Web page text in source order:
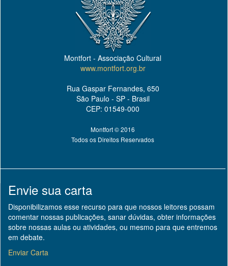
Montfort - Associação Cultural
www.montfort.org.br
Rua Gaspar Fernandes, 650
São Paulo - SP - Brasil
CEP: 01549-000
Montfort © 2016
Todos os Direitos Reservados
Envie sua carta
Disponibilizamos esse recurso para que nossos leitores possam
comentar nossas publicações, sanar dúvidas, obter informações
sobre nossas aulas ou atividades, ou mesmo para que entremos
em debate.
Enviar Carta